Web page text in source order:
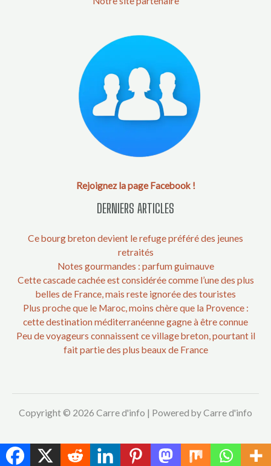
Rejoignez la page Facebook !
DERNIERS ARTICLES
Ce bourg breton devient le refuge préféré des jeunes
retraités
Notes gourmandes : parfum guimauve
Cette cascade cachée est considérée comme l’une des plus
belles de France, mais reste ignorée des touristes
Plus proche que le Maroc, moins chère que la Provence :
cette destination méditerranéenne gagne à être connue
Peu de voyageurs connaissent ce village breton, pourtant il
fait partie des plus beaux de France
Copyright © 2026 Carre d'info | Powered by Carre d'info